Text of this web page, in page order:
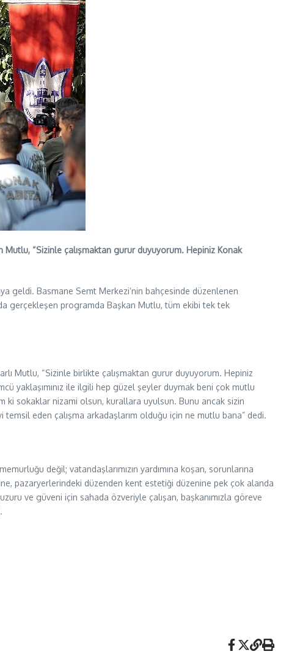
Mutlu, “Sizinle çalışmaktan gurur duyuyorum. Hepiniz Konak
geldi. Basmane Semt Merkezi’nin bahçesinde düzenlenen
gerçekleşen programda Başkan Mutlu, tüm ekibi tek tek
Mutlu, “Sizinle birlikte çalışmaktan gurur duyuyorum. Hepiniz
yaklaşımınız ile ilgili hep güzel şeyler duymak beni çok mutlu
ki sokaklar nizami olsun, kurallara uyulsun. Bunu ancak sizin
eden çalışma arkadaşlarım olduğu için ne mutlu bana” dedi.
değil; vatandaşlarımızın yardımına koşan, sorunlarına
pazaryerlerindeki düzenden kent estetiği düzenine pek çok alanda
ve güveni için sahada özveriyle çalışan, başkanımızla göreve